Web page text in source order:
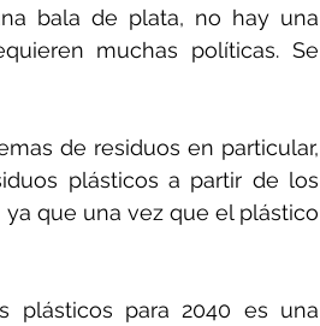
bala de plata, no hay una
muchas políticas. Se
de residuos en particular,
plásticos a partir de los
que una vez que el plástico
plásticos para 2040 es una